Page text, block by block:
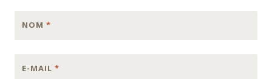
NOM *
E-MAIL *